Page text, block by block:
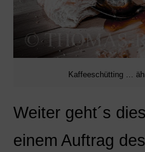
Kaffeeschütting …
Weiter geht´s
einem Auftrag